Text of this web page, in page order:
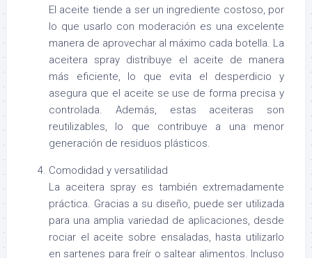
El aceite tiende a ser un ingrediente costoso, por
lo que usarlo con moderación es una excelente
manera de aprovechar al máximo cada botella. La
aceitera spray distribuye el aceite de manera
más eficiente, lo que evita el desperdicio y
asegura que el aceite se use de forma precisa y
controlada. Además, estas aceiteras son
reutilizables, lo que contribuye a una menor
generación de residuos plásticos.
Comodidad y versatilidad
La aceitera spray es también extremadamente
práctica. Gracias a su diseño, puede ser utilizada
para una amplia variedad de aplicaciones, desde
rociar el aceite sobre ensaladas, hasta utilizarlo
en sartenes para freír o saltear alimentos. Incluso